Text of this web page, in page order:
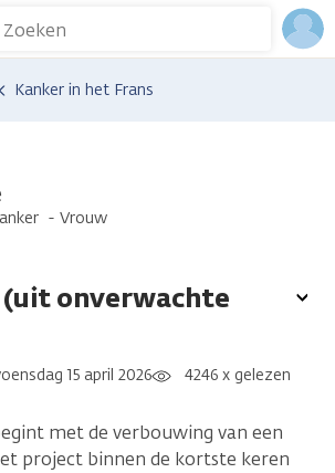
Zoeken
Kanker in het Frans
Vrouw
onverwachte
15 april 2026 4246 x gelezen
met de verbouwing van een
project binnen de kortste keren